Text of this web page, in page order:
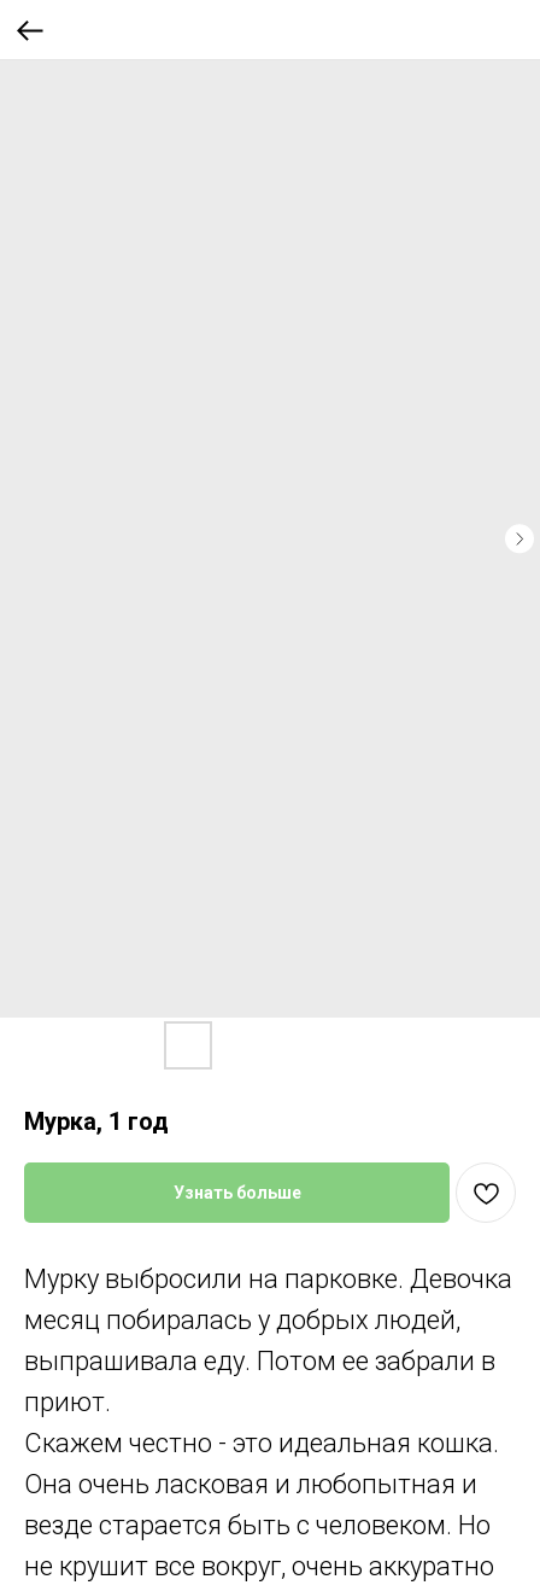
Мурка, 1 год
Узнать больше
Мурку выбросили на парковке. Девочка
месяц побиралась у добрых людей,
выпрашивала еду. Потом ее забрали в
приют.
Скажем честно - это идеальная кошка.
Она очень ласковая и любопытная и
везде старается быть с человеком. Но
не крушит все вокруг, очень аккуратно